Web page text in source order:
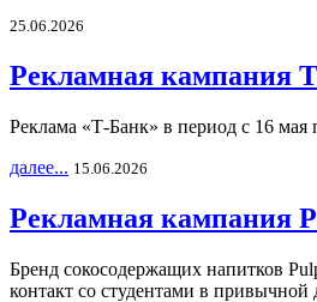
25.06.2026
Рекламная кампания
Реклама «Т-Банк» в период с 16
далее... 15.06.2026
Рекламная кампания
Бренд сокосодержащих напитков
контакт со студентами в привычной